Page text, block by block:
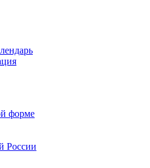
форме
России